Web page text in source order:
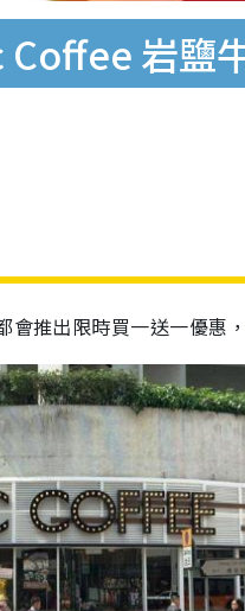
岩鹽
推出限時買一送一優惠